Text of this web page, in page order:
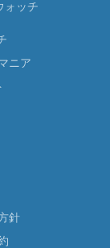
ォッチ
ニア
針